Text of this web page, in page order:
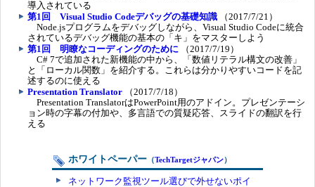
導入されている
第1回 Visual Studio Codeデバッグの基礎知識 （2017/7/21）
Node.jsプログラムをデバッグしながら、Visual Studio Codeに統合
されているデバッグ機能の基本の「キ」をマスターしよう
第1回 明瞭なコーディングのために （2017/7/19）
C# 7で追加された新機能の中から、「数値リテラル構文の改善」
と「ローカル関数」を紹介する。これらは分かりやすいコードを記
述するのに使える
Presentation Translator （2017/7/18）
Presentation TranslatorはPowerPoint用のアドイン。プレゼンテーシ
ョン時の字幕の付加や、多言語での質疑応答、スライドの翻訳を行
える
ホワイトペーパー （TechTargetジャパン）
ネットワーク監視ツール選びで外せないポイ